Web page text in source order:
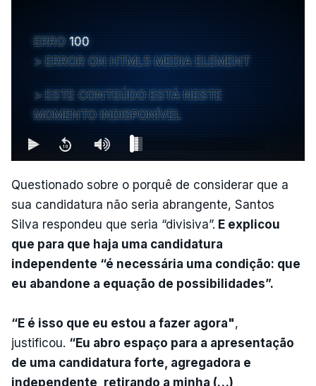
ERRO 100
ERROR ON HTML5 MEDIA ELEMENT
ESTE CONTEÚDO ESTÁ NESTE
MOMENTO INDISPONÍVEL
Questionado sobre o porquê de considerar que a
sua candidatura não seria abrangente, Santos
Silva respondeu que seria “divisiva”. E explicou
que para que haja uma candidatura
independente “é necessária uma condição: que
eu abandone a equação de possibilidades”.
“E é isso que eu estou a fazer agora",
justificou. “Eu abro espaço para a apresentação
de uma candidatura forte, agregadora e
independente, retirando a minha (…)